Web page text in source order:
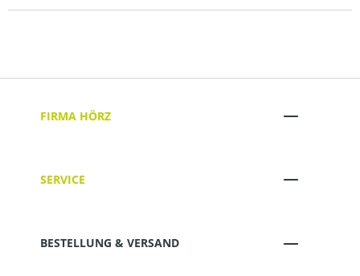
FIRMA HÖRZ
SERVICE
BESTELLUNG & VERSAND